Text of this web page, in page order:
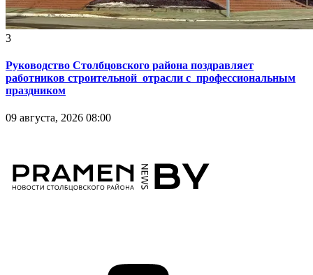
3
Руководство Столбцовского района поздравляет
работников строительной отрасли с профессиональным
праздником
09 августа, 2026 08:00